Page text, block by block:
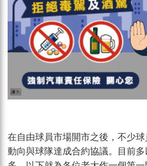
在自由球員市場開市之後，不少
動向與球隊達成合約協議。目前